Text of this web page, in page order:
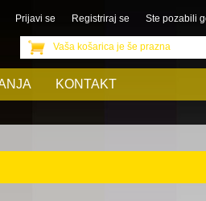
Prijavi se Registriraj se Ste pozabili
Vaša košarica je še prazna
KONTAKT